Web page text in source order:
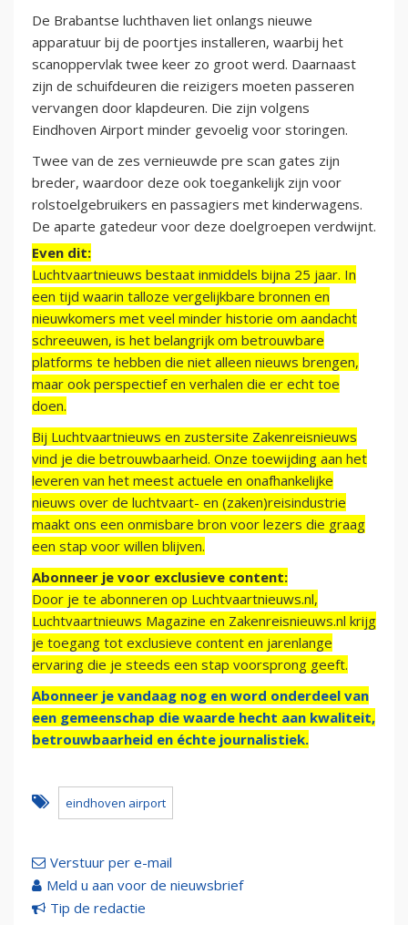
De Brabantse luchthaven liet onlangs nieuwe
apparatuur bij de poortjes installeren, waarbij het
scanoppervlak twee keer zo groot werd. Daarnaast
zijn de schuifdeuren die reizigers moeten passeren
vervangen door klapdeuren. Die zijn volgens
Eindhoven Airport minder gevoelig voor storingen.
Twee van de zes vernieuwde pre scan gates zijn
breder, waardoor deze ook toegankelijk zijn voor
rolstoelgebruikers en passagiers met kinderwagens.
De aparte gatedeur voor deze doelgroepen verdwijnt.
Even dit:
Luchtvaartnieuws bestaat inmiddels bijna 25 jaar. In
een tijd waarin talloze vergelijkbare bronnen en
nieuwkomers met veel minder historie om aandacht
schreeuwen, is het belangrijk om betrouwbare
platforms te hebben die niet alleen nieuws brengen,
maar ook perspectief en verhalen die er echt toe
doen.
Bij Luchtvaartnieuws en zustersite Zakenreisnieuws
vind je die betrouwbaarheid. Onze toewijding aan het
leveren van het meest actuele en onafhankelijke
nieuws over de luchtvaart- en (zaken)reisindustrie
maakt ons een onmisbare bron voor lezers die graag
een stap voor willen blijven.
Abonneer je voor exclusieve content:
Door je te abonneren op Luchtvaartnieuws.nl,
Luchtvaartnieuws Magazine en Zakenreisnieuws.nl krijg
je toegang tot exclusieve content en jarenlange
ervaring die je steeds een stap voorsprong geeft.
Abonneer je vandaag nog en word onderdeel van
een gemeenschap die waarde hecht aan kwaliteit,
betrouwbaarheid en échte journalistiek.
eindhoven airport
Verstuur per e-mail
Meld u aan voor de nieuwsbrief
Tip de redactie